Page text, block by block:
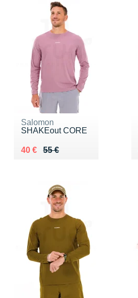
Salomon
SHAKEout CORE
55 €
Au lieu de 55 €
40 €
Vendu 40 €